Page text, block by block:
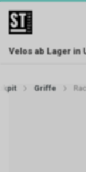
Velos ab Lager in
Griffe